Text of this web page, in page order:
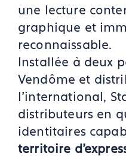
une lecture
graphique et
reconnaissable.
Installée à deux
Vendôme et
l’international,
distributeurs en
identitaires
territoire